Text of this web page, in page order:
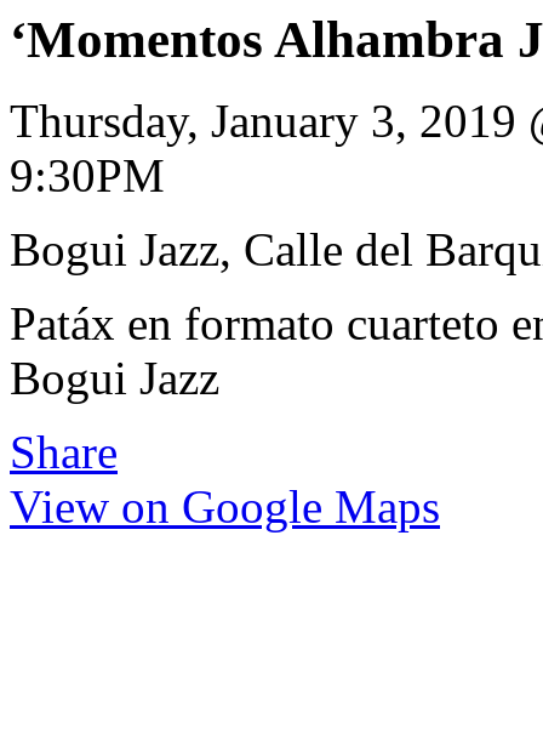
‘Momentos Alhambra
Thursday, January 3, 2019
9:30PM
Bogui Jazz, Calle del
Patáx en formato cuarteto
Bogui Jazz
Share
View on Google Maps